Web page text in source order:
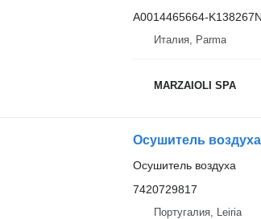
A0014465664-
Италия, Parma
MARZAIOLI SPA
Осушитель
Осушитель воздуха
7420729817
Португалия, Leiria